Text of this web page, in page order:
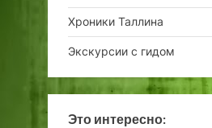
Хроники Таллина
Экскурсии с гидом
Это интересно: